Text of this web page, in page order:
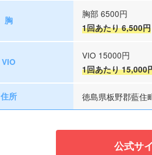
胸
胸部 6500円
1回あたり 6,500円
VIO
VIO 15000円
1回あたり 15,000
住所 徳島県板野郡藍
公式サ